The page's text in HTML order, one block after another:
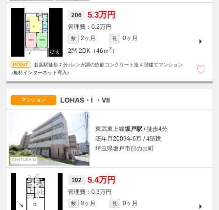
206 5.3万円
0.2万円
敷 2ヶ月 礼
0ヶ月
2階 2DK（46ｍ2 ）
若葉駅徒歩７分♪レンガ調の鉄筋コンクリート造４階建てマンション
♪無料インターネット導入♪
マンション LOHAS・I ・VII
東武東上線坂戸駅 / 徒歩4分
築年月2009年6月 / 4階建
埼玉県坂戸市日の出町
102 5.4万円
0.3万円
敷 0ヶ月 礼
0ヶ月